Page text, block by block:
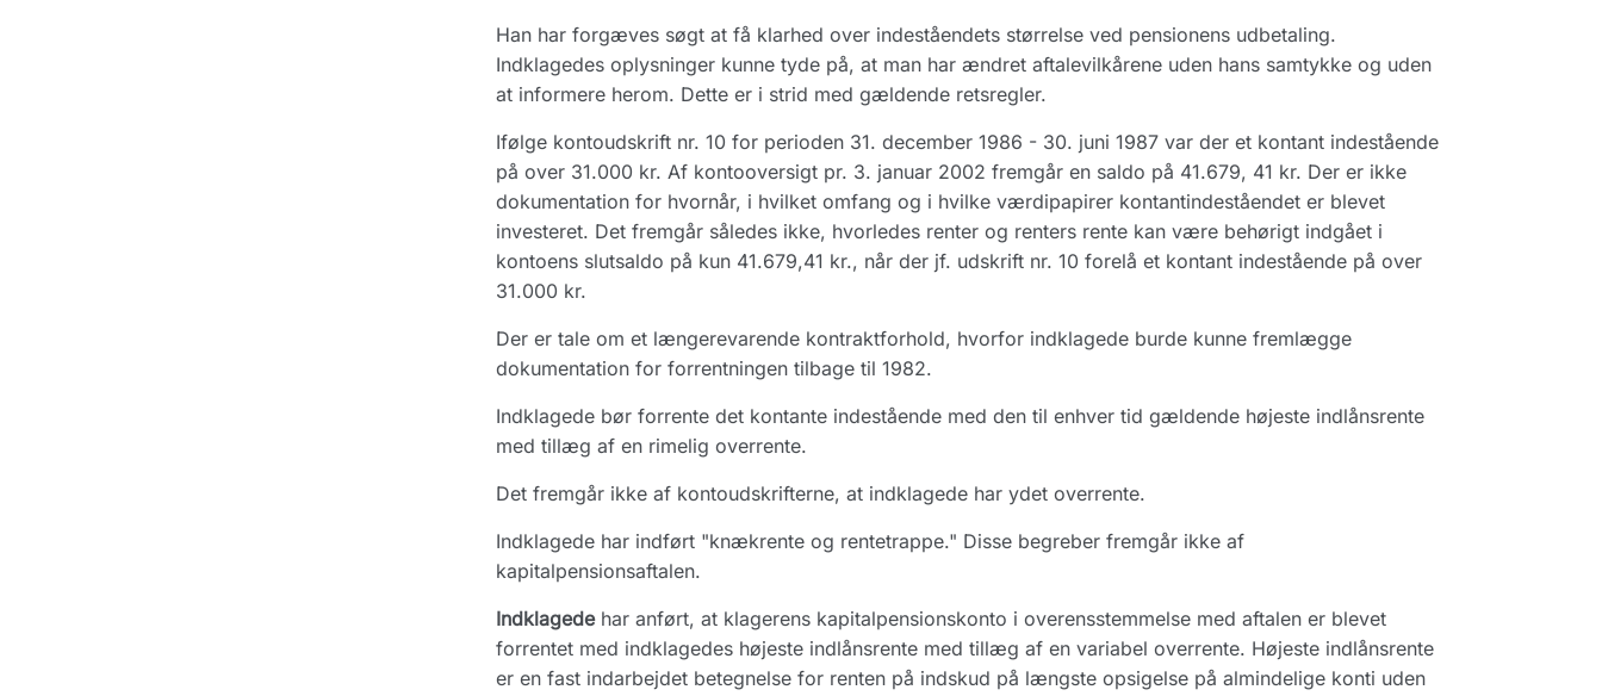
Han har forgæves søgt at få klarhed over indeståendets størrelse ved pensionens udbetaling.
Indklagedes oplysninger kunne tyde på, at man har ændret aftalevilkårene uden hans samtykke og uden
at informere herom. Dette er i strid med gældende retsregler.
Ifølge kontoudskrift nr. 10 for perioden 31. december 1986 - 30. juni 1987 var der et kontant indestående
på over 31.000 kr. Af kontooversigt pr. 3. januar 2002 fremgår en saldo på 41.679, 41 kr. Der er ikke
dokumentation for hvornår, i hvilket omfang og i hvilke værdipapirer kontantindeståendet er blevet
investeret. Det fremgår således ikke, hvorledes renter og renters rente kan være behørigt indgået i
kontoens slutsaldo på kun 41.679,41 kr., når der jf. udskrift nr. 10 forelå et kontant indestående på over
31.000 kr.
Der er tale om et længerevarende kontraktforhold, hvorfor indklagede burde kunne fremlægge
dokumentation for forrentningen tilbage til 1982.
Indklagede bør forrente det kontante indestående med den til enhver tid gældende højeste indlånsrente
med tillæg af en rimelig overrente.
Det fremgår ikke af kontoudskrifterne, at indklagede har ydet overrente.
Indklagede har indført "knækrente og rentetrappe." Disse begreber fremgår ikke af
kapitalpensionsaftalen.
Indklagedehar anført, at klagerens kapitalpensionskonto i overensstemmelse med aftalen er blevet
forrentet med indklagedes højeste indlånsrente med tillæg af en variabel overrente. Højeste indlånsrente
er en fast indarbejdet betegnelse for renten på indskud på længste opsigelse på almindelige konti uden